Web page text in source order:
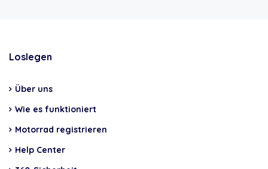
Loslegen
Über uns
Wie es funktioniert
Motorrad registrieren
Help Center